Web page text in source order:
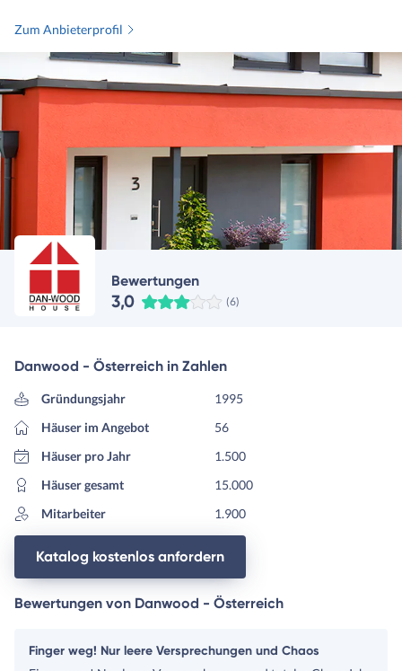
Zum Anbieterprofil
Bewertungen
3,0 (6)
Danwood - Österreich in Zahlen
Gründungsjahr
1995
Häuser im Angebot
56
Häuser pro Jahr
1.500
Häuser gesamt
15.000
Mitarbeiter
1.900
Katalog kostenlos anfordern
Bewertungen von Danwood - Österreich
Finger weg! Nur leere Versprechungen und Chaos